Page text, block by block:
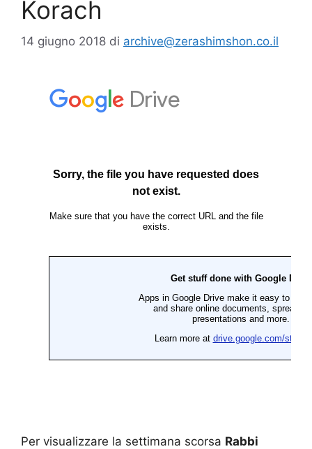
Korach
14 giugno 2018 di archive@zerashimshon.co.il
Per visualizzare la settimana scorsa Rabbi